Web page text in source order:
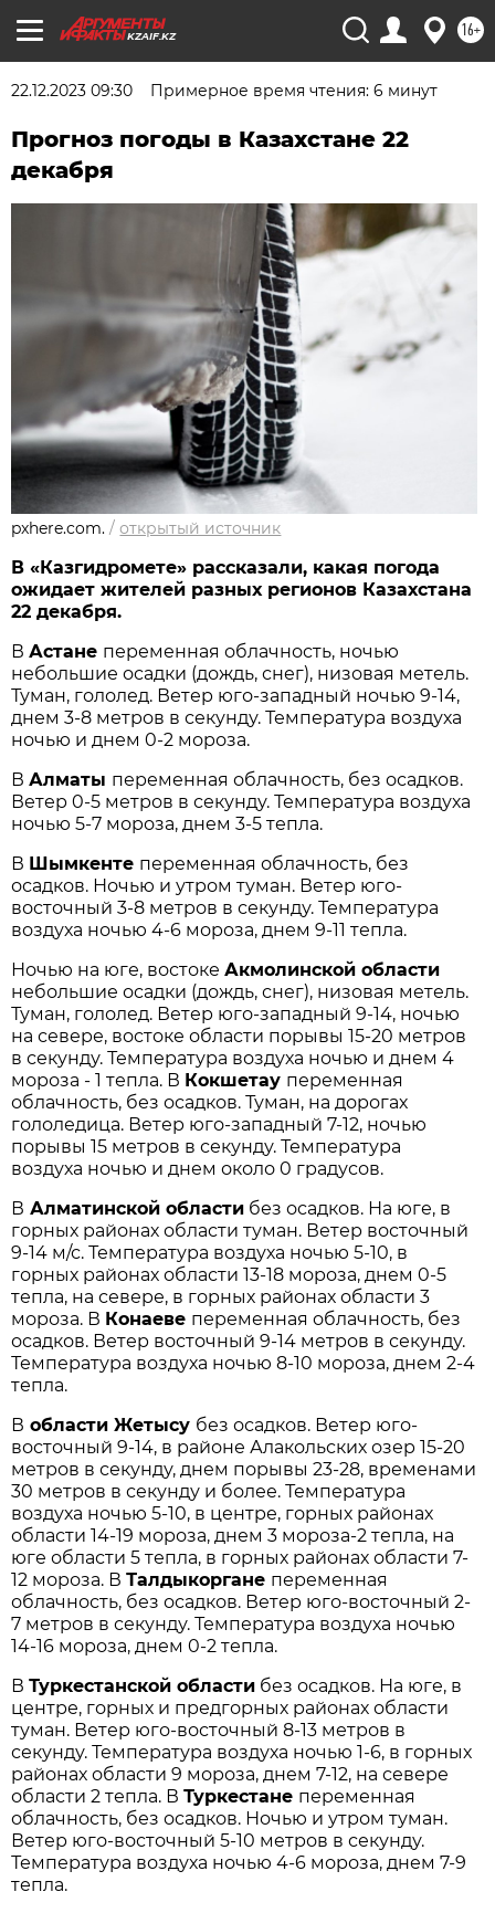
KZAIF.KZ 16+
22.12.2023 09:30 Примерное время чтения: 6 минут
Прогноз погоды в Казахстане 22
декабря
pxhere.com. /открытый источник
В «Казгидромете» рассказали, какая погода
ожидает жителей разных регионов Казахстана
22 декабря.
ВАстане переменная облачность, ночью
небольшие осадки (дождь, снег), низовая метель.
Туман, гололед. Ветер юго-западный ночью 9-14,
днем 3-8 метров в секунду. Температура воздуха
ночью и днем 0-2 мороза.
ВАлматы переменная облачность, без осадков.
Ветер 0-5 метров в секунду. Температура воздуха
ночью 5-7 мороза, днем 3-5 тепла.
В Шымкенте переменная облачность, без
осадков. Ночью и утром туман. Ветер юго-
восточный 3-8 метров в секунду. Температура
воздуха ночью 4-6 мороза, днем 9-11 тепла.
Ночью на юге, востокеАкмолинской области
небольшие осадки (дождь, снег), низовая метель.
Туман, гололед. Ветер юго-западный 9-14, ночью
на севере, востоке области порывы 15-20 метров
в секунду. Температура воздуха ночью и днем 4
мороза - 1 тепла. В Кокшетау переменная
облачность, без осадков. Туман, на дорогах
гололедица. Ветер юго-западный 7-12, ночью
порывы 15 метров в секунду. Температура
воздуха ночью и днем около 0 градусов.
В Алматинской области без осадков. На юге, в
горных районах области туман. Ветер восточный
9-14 м/с. Температура воздуха ночью 5-10, в
горных районах области 13-18 мороза, днем 0-5
тепла, на севере, в горных районах области 3
мороза. В Конаеве переменная облачность, без
осадков. Ветер восточный 9-14 метров в секунду.
Температура воздуха ночью 8-10 мороза, днем 2-4
тепла.
В области Жетысу без осадков. Ветер юго-
восточный 9-14, в районе Алакольских озер 15-20
метров в секунду, днем порывы 23-28, временами
30 метров в секунду и более. Температура
воздуха ночью 5-10, в центре, горных районах
области 14-19 мороза, днем 3 мороза-2 тепла, на
юге области 5 тепла, в горных районах области 7-
12 мороза. ВТалдыкоргане переменная
облачность, без осадков. Ветер юго-восточный 2-
7 метров в секунду. Температура воздуха ночью
14-16 мороза, днем 0-2 тепла.
ВТуркестанской области без осадков. На юге, в
центре, горных и предгорных районах области
туман. Ветер юго-восточный 8-13 метров в
секунду. Температура воздуха ночью 1-6, в горных
районах области 9 мороза, днем 7-12, на севере
области 2 тепла. ВТуркестане переменная
облачность, без осадков. Ночью и утром туман.
Ветер юго-восточный 5-10 метров в секунду.
Температура воздуха ночью 4-6 мороза, днем 7-9
тепла.